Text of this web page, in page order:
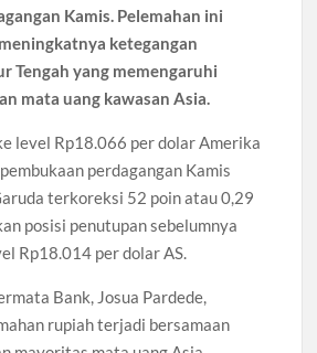
2026 Tembus 4 Film Rp18 Triliun
Kamis. Pelemahan ini
ketegangan
Tengah yang memengaruhi
mata uang kawasan Asia.
level Rp18.066 per dolar Amerika
perdagangan Kamis
terkoreksi 52 poin atau 0,29
posisi penutupan sebelumnya
Rp18.014 per dolar AS.
Bank, Josua Pardede,
rupiah terjadi bersamaan